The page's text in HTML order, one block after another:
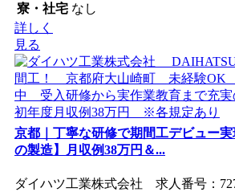
寮・社宅 なし
詳しく
見る
京都｜丁寧な研修で期間工デビュー
の製造】月収例38万円＆...
ダイハツ工業株式会社 求人番号：